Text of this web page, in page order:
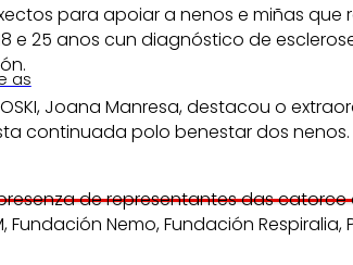
as
para apoiar a nenos e miñas
e 25 anos cun diagnóstico de
Joana Manresa, destacou o
continuada polo benestar dos
de representantes das catorce
Fundación Nemo, Fundación